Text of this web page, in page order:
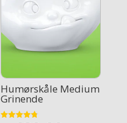
Humørskåle Medium
Grinende